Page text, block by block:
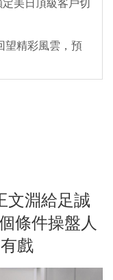
美日頂級客戶切
望精彩風雲，預
文淵給足誠
條件操盤人
戲